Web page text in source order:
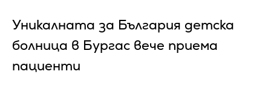
Уникалната за България детска
болница в Бургас вече приема
пациенти